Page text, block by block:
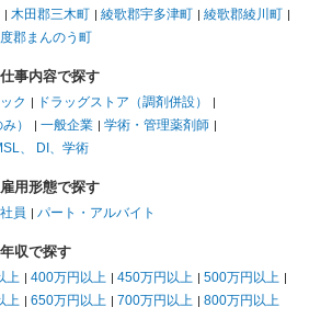
木田郡三木町 綾歌郡宇多津町
綾歌郡綾川町
郡まんのう町
事内容で探す
ク
ドラッグストア（調剤併設）
）
一般企業
学術・管理薬剤師
、 DI、学術
用形態で探す
員 パート・アルバイト
収で探す
上 400万円以上 450万円以上
500万円以上
上 650万円以上 700万円以上 800万円以上